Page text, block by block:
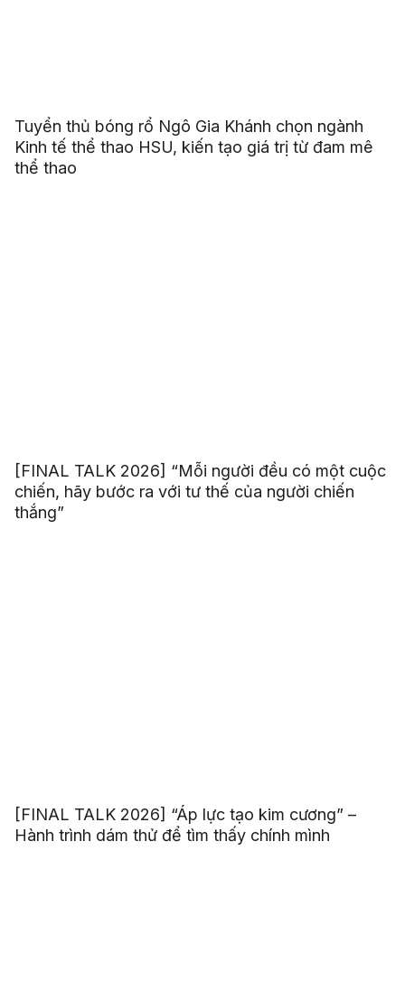
Tuyển thủ bóng rổ Ngô Gia Khánh chọn ngành
Kinh tế thể thao HSU, kiến tạo giá trị từ đam mê
thể thao
[FINAL TALK 2026] “Mỗi người đều có một cuộc
chiến, hãy bước ra với tư thế của người chiến
thắng”
[FINAL TALK 2026] “Áp lực tạo kim cương” –
Hành trình dám thử để tìm thấy chính mình